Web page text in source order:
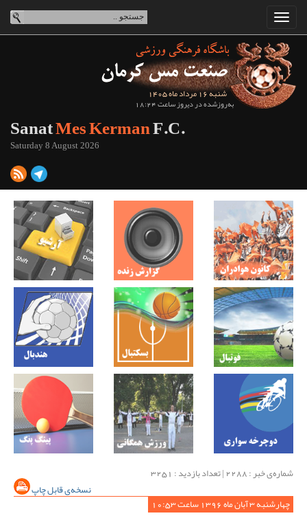
شنبه 16 مرداد ماه 1405
به‌روزشده در دیروز ساعت 18:24
SanatMes KermanF.C.
Saturday 8 August 2026
شماره‌ی خبر : ‌2288 | تعداد بازدید : 3251
نسخه‌ی قابل چاپ
چهارشنبه 3 آبان ماه 1396 ساعت 10:53